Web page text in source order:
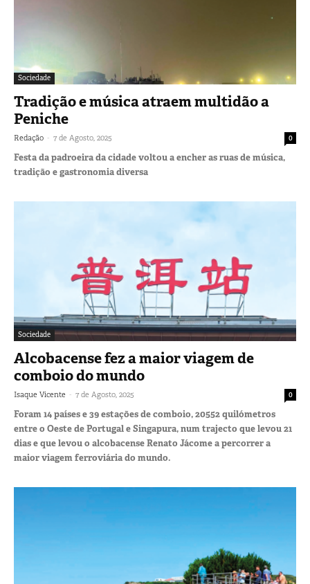
Sociedade
Tradição e música atraem multidão a
Peniche
Redação - 7 de Agosto, 2025 0
Festa da padroeira da cidade voltou a encher as ruas de música,
tradição e gastronomia diversa
Sociedade
Alcobacense fez a maior viagem de
comboio do mundo
Isaque Vicente - 7 de Agosto, 2025 0
Foram 14 países e 39 estações de comboio, 20552 quilómetros
entre o Oeste de Portugal e Singapura, num trajecto que levou 21
dias e que levou o alcobacense Renato Jácome a percorrer a
maior viagem ferroviária do mundo.